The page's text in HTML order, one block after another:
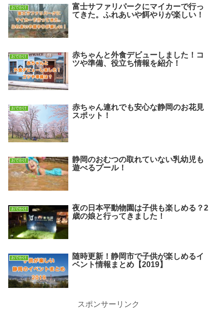
おでかけ
富士サファリパークにマイカーで行っ
てきた。ふれあいや餌やりが楽しい！
おでかけ
赤ちゃんと外食デビューしました！コ
ツや準備、役立ち情報を紹介！
おでかけ
赤ちゃん連れでも安心な静岡のお花見
スポット！
おでかけ
静岡のおむつの取れていない乳幼児も
遊べるプール！
おでかけ
夜の日本平動物園は子供も楽しめる？2
歳の娘と行ってきました！
おでかけ
随時更新！静岡市で子供が楽しめるイ
ベント情報まとめ【2019】
スポンサーリンク